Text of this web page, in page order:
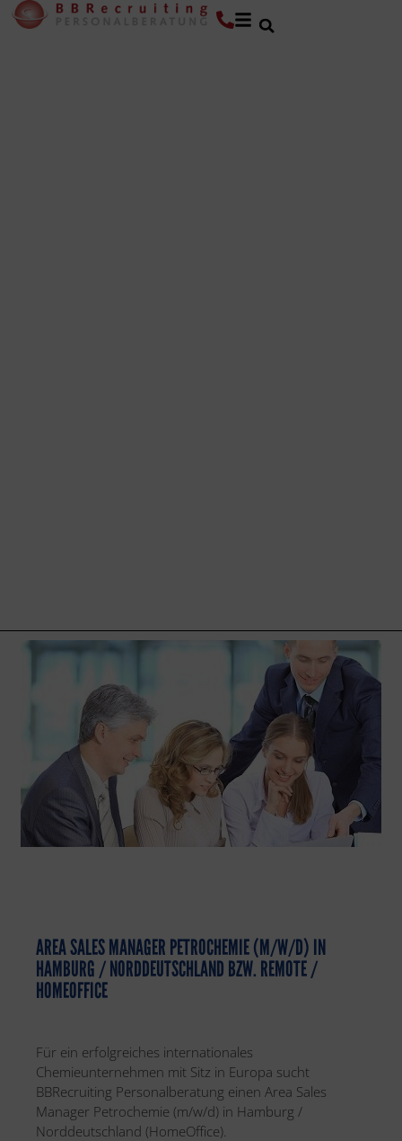
AREA SALES MANAGER PETROCHEMIE (M/W/D) IN
HAMBURG / NORDDEUTSCHLAND BZW. REMOTE /
HOMEOFFICE​
Für ein erfolgreiches internationales
Chemieunternehmen mit Sitz in Europa sucht
BBRecruiting Personalberatung einen Area Sales
Manager Petrochemie (m/w/d) in Hamburg /
Norddeutschland (HomeOffice).